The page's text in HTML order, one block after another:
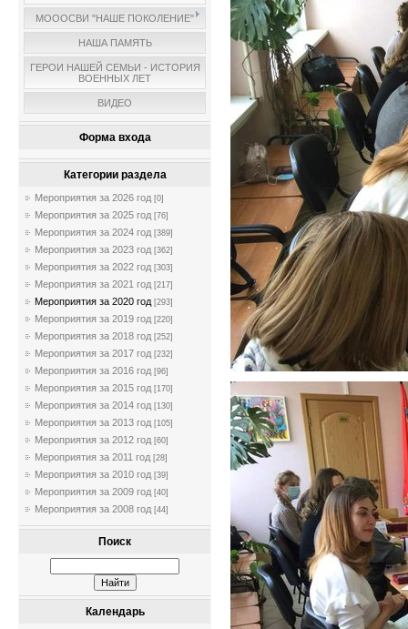
МОООСВИ "НАШЕ ПОКОЛЕНИЕ"
НАША ПАМЯТЬ
ГЕРОИ НАШЕЙ СЕМЬИ - ИСТОРИЯ
ВОЕННЫХ ЛЕТ
ВИДЕО
Форма входа
Категории раздела
Мероприятия за 2026 год [0]
Мероприятия за 2025 год [76]
Мероприятия за 2024 год [389]
Мероприятия за 2023 год [362]
Мероприятия за 2022 год [303]
Мероприятия за 2021 год [217]
Мероприятия за 2020 год [293]
Мероприятия за 2019 год [220]
Мероприятия за 2018 год [252]
Мероприятия за 2017 год [232]
Мероприятия за 2016 год [96]
Мероприятия за 2015 год [170]
Мероприятия за 2014 год [130]
Мероприятия за 2013 год [105]
Мероприятия за 2012 год [60]
Мероприятия за 2011 год [28]
Мероприятия за 2010 год [39]
Мероприятия за 2009 год [40]
Мероприятия за 2008 год [44]
Поиск
Календарь